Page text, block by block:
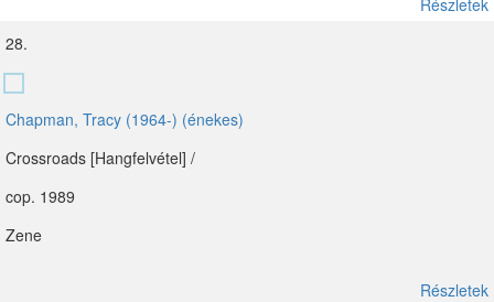
Részletek
28.
Chapman, Tracy (1964-) (énekes)
Crossroads [Hangfelvétel] /
cop. 1989
Zene
Részletek